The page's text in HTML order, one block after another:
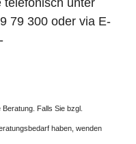
79 300 oder via E-
Falls Sie bzgl.
haben, wenden